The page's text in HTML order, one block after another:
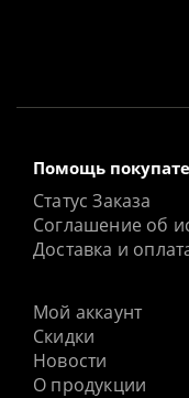
Помощь
Статус Заказа
Соглашение об
Доставка и
Мой аккаунт
Скидки
Новости
О продукции